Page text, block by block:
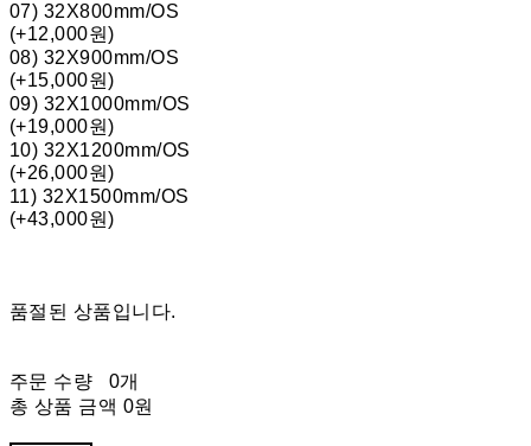
07) 32X800mm/OS
(+12,000원)
08) 32X900mm/OS
(+15,000원)
09) 32X1000mm/OS
(+19,000원)
10) 32X1200mm/OS
(+26,000원)
11) 32X1500mm/OS
(+43,000원)
품절된 상품입니다.
주문 수량
0개
총 상품 금액 0원